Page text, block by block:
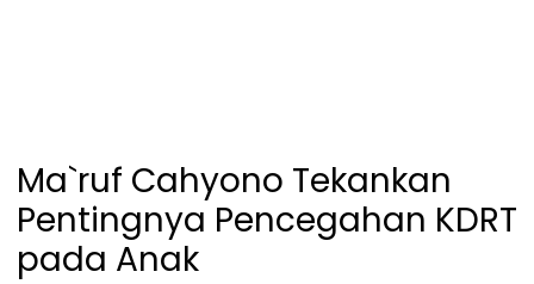
Ma`ruf Cahyono Tekankan
Pentingnya Pencegahan KDRT
pada Anak